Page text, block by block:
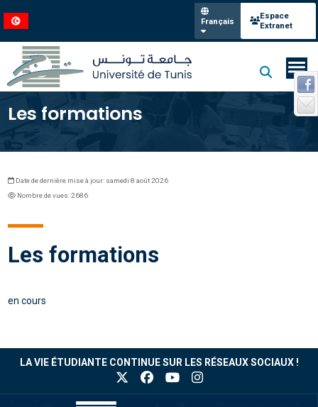
Français
Espace
Extranet
Les formations
Date de dernière mise à jour: samedi 8 août 2026
Nombre de vues: 2686
Les formations
en cours
LA VIE ÉTUDIANTE CONTINUE SUR LES RÉSEAUX SOCIAUX !